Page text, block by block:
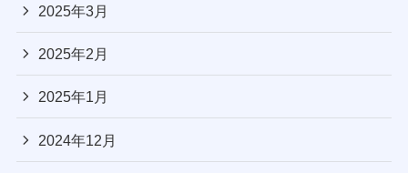
2025年3月
2025年2月
2025年1月
2024年12月